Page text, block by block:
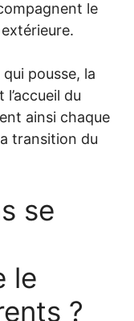
le
extérieure.
qui pousse, la
du
ainsi chaque
transition du
se
le
?